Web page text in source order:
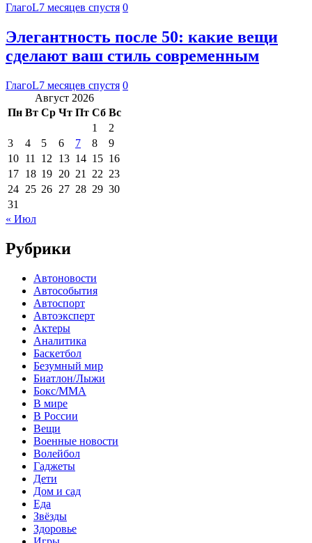
ГлагоL7 месяцев спустя 0
Элегантность после 50: какие вещи
сделают ваш стиль современным
ГлагоL7 месяцев спустя 0
Август 2026
Пн Вт Ср Чт Пт Сб Вс
1
2
3
4 5 6 7 8
9
10 11 12 13 14 15 16
17 18 19 20 21 22 23
24 25 26 27 28 29 30
31
« Июл
Рубрики
Автоновости
Автособытия
Автоспорт
Автоэксперт
Актеры
Аналитика
Баскетбол
Безумный мир
Биатлон/Лыжи
Бокс/MMA
В мире
В России
Вещи
Военные новости
Волейбол
Гаджеты
Дети
Дом и сад
Еда
Звёзды
Здоровье